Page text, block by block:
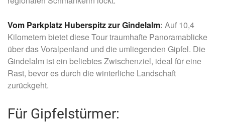
Vom Parkplatz Huberspitz zur Gindelalm: Auf 10,4
Kilometern bietet diese Tour traumhafte Panoramablicke
über das Voralpenland und die umliegenden Gipfel. Die
Gindelalm ist ein beliebtes Zwischenziel, ideal für eine
Rast, bevor es durch die winterliche Landschaft
zurückgeht.
Für Gipfelstürmer: